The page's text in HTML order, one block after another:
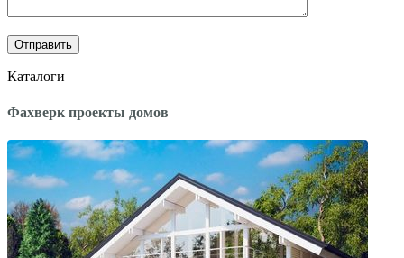
Каталоги
Фахверк проекты домов